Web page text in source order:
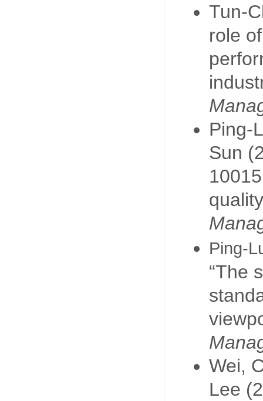
Tun-
role
Ping-
Sun
Ping-
“The
Wei,
Lee